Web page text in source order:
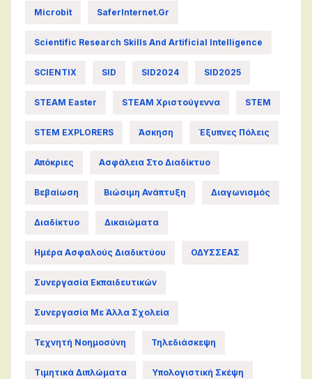
Microbit SaferInternet.gr
Scientific Research Skills And Artificial Intelligence
SCIENTIX SID SID2024 SID2025
STEAM Easter STEAM Χριστούγεννα STEM
STEM EXPLORERS Άσκηση Έξυπνες Πόλεις
Απόκριες Ασφάλεια Στο Διαδίκτυο
Βεβαίωση Βιώσιμη Ανάπτυξη Διαγωνισμός
Διαδίκτυο Δικαιώματα
Ημέρα Ασφαλούς Διαδικτύου ΟΔΥΣΣΕΑΣ
Συνεργασία Εκπαιδευτικών
Συνεργασία Με Άλλα Σχολεία
Τεχνητή Νοημοσύνη Τηλεδιάσκεψη
Τιμητικά Διπλώματα Υπολογιστική Σκέψη